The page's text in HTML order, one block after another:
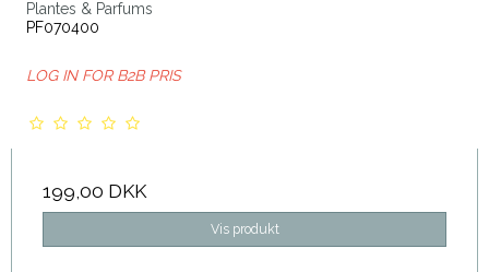
Plantes & Parfums
PF070400
LOG IN FOR B2B PRIS
199,00 DKK
Vis produkt